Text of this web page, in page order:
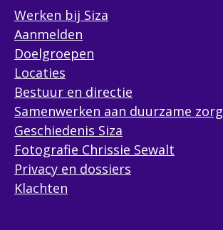
Werken bij Siza
Aanmelden
Doelgroepen
Locaties
Bestuur en directie
Samenwerken aan duurzame zorg
Geschiedenis Siza
Fotografie Chrissie Sewalt
Privacy en dossiers
Klachten